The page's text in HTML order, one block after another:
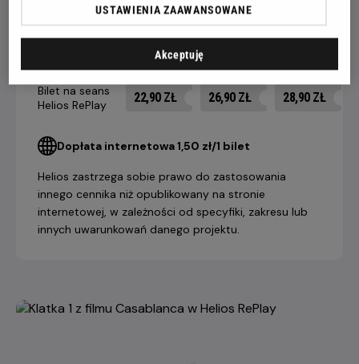
14 dni +
do seansu do seansu do seansu
Bilet na seans
Helios RePlay
22,90 ZŁ 26,90 ZŁ 28,90 ZŁ
Dopłata internetowa 1,50 zł/1 bilet
Helios zastrzega sobie prawo do zastosowania
innego cennika niż opublikowany na stronie
internetowej, w zależności od specyfiki, zakresu lub
innych uwarunkowań danego projektu.
USTAWIENIA ZAAWANSOWANE
Akceptuję